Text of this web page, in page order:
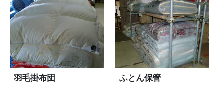
羽毛掛布団 ふとん保管